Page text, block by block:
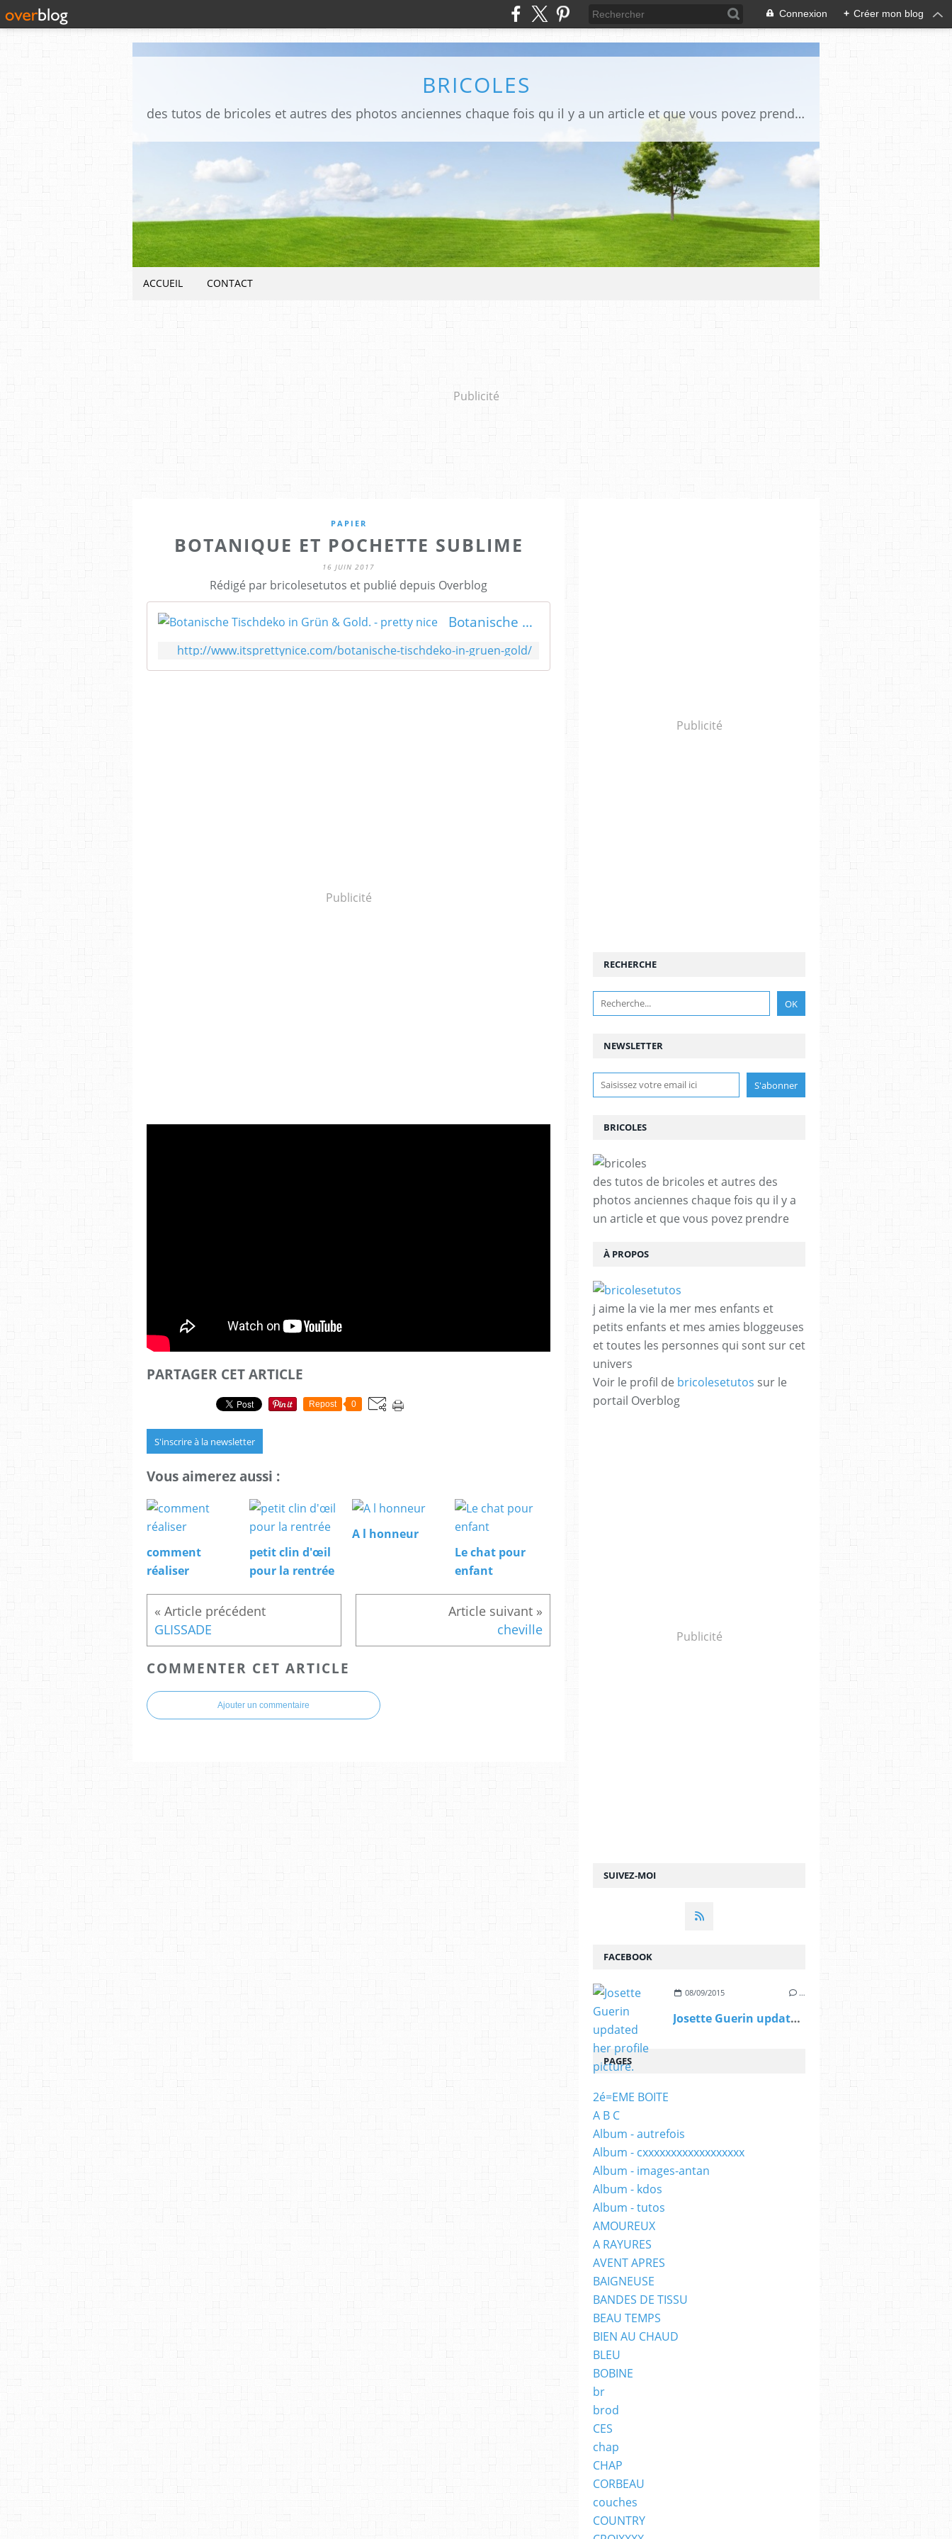
Connexion + Créer mon blog
BRICOLES
des tutos de bricoles et autres des photos anciennes chaque fois qu il y a un article et que vous povez prendre
ACCUEIL CONTACT
Publicité
PAPIER
BOTANIQUE ET POCHETTE SUBLIME
16 JUIN 2017
Rédigé par bricolesetutos et publié depuis Overblog
Botanische Tischdeko in Grün & Gold. - pretty nice
http://www.itsprettynice.com/botanische-tischdeko-in-gruen-gold/
Publicité
PARTAGER CET ARTICLE
Repost 0
S'inscrire à la newsletter
Vous aimerez aussi :
comment
réaliser
petit clin d'œil
pour la rentrée
A l honneur
Le chat pour
enfant
GLISSADE cheville
COMMENTER CET ARTICLE
Ajouter un commentaire
Publicité
NEWSLETTER
SUIVEZ-MOI
RECHERCHE
BRICOLES
des tutos de bricoles et autres des
photos anciennes chaque fois qu il y a
un article et que vous povez prendre
À PROPOS
j aime la vie la mer mes enfants et
petits enfants et mes amies bloggeuses
et toutes les personnes qui sont sur cet
univers
Voir le profil de bricolesetutos sur le
portail Overblog
Publicité
FACEBOOK
08/09/2015 …
Josette Guerin updated her profile picture.
PAGES
2é=EME BOITE
A B C
Album - autrefois
Album - cxxxxxxxxxxxxxxxxxx
Album - images-antan
Album - kdos
Album - tutos
AMOUREUX
A RAYURES
AVENT APRES
BAIGNEUSE
BANDES DE TISSU
BEAU TEMPS
BIEN AU CHAUD
BLEU
BOBINE
br
brod
CES
chap
CHAP
CORBEAU
couches
COUNTRY